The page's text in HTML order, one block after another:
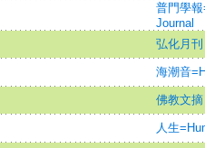
普門學
Journal
弘化月刊
海潮音
佛教文摘
人生